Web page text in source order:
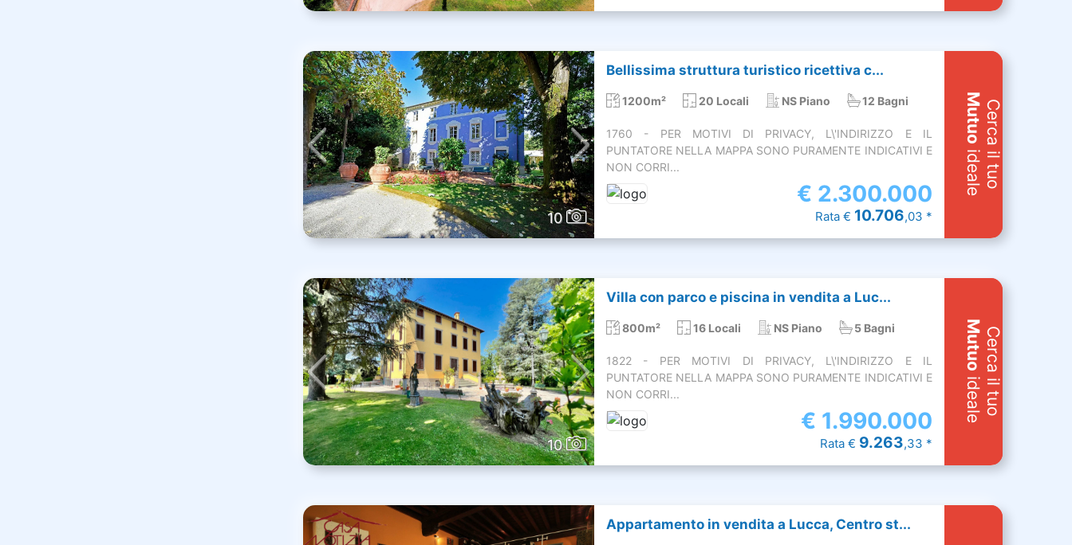
10
Bellissima struttura turistico ricettiva c...
1200m² 20 Locali NS Piano 12 Bagni
1760 - PER MOTIVI DI PRIVACY, L\'INDIRIZZO E IL
PUNTATORE NELLA MAPPA SONO PURAMENTE INDICATIVI E
NON CORRI...
€ 2.300.000
Rata € 10.706,03 *
Cerca il tuo
Mutuo
ideale
10
Villa con parco e piscina in vendita a Luc...
800m² 16 Locali NS Piano 5 Bagni
1822 - PER MOTIVI DI PRIVACY, L\'INDIRIZZO E IL
PUNTATORE NELLA MAPPA SONO PURAMENTE INDICATIVI E
NON CORRI...
€ 1.990.000
Rata € 9.263,33 *
Cerca il tuo
Mutuo
ideale
Appartamento in vendita a Lucca, Centro st...